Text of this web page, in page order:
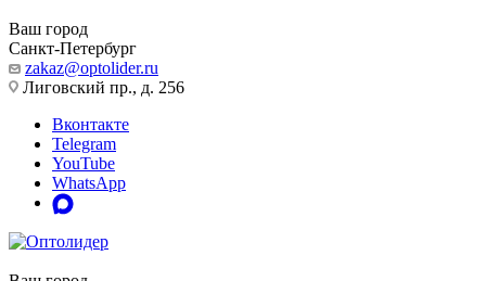
Ваш город
Санкт-Петербург
zakaz@optolider.ru
Лиговский пр., д. 256
Вконтакте
Telegram
YouTube
WhatsApp